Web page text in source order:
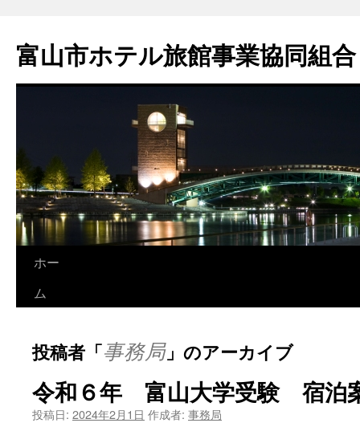
富山市ホテル旅館事業協同組合
コ
ン
へ
ホー
ム
投稿者「事務局」のアーカイブ
令和６年 富山大学受験 宿泊
投稿日: 2024年2月1日 作成者: 事務局